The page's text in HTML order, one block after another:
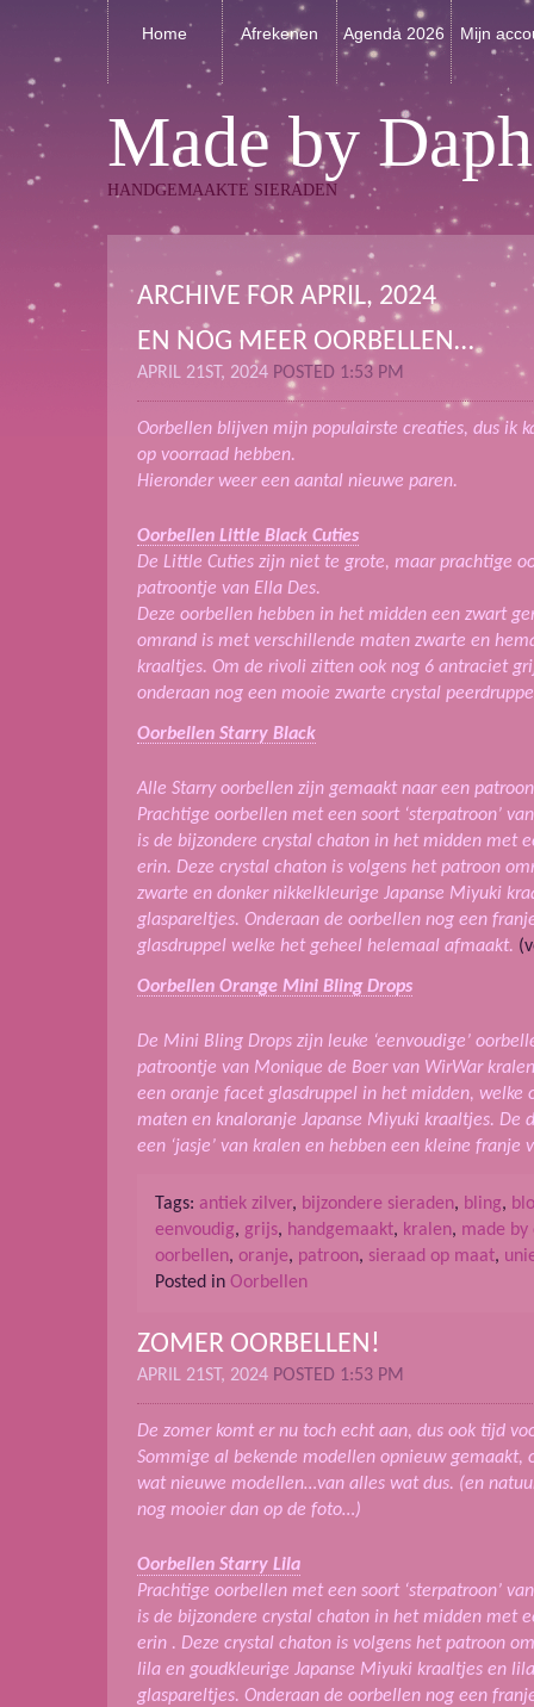
Home Afrekenen Agenda 2026 Mijn
Made by
HANDGEMAAKTE SIERADEN
ARCHIVE FOR APRIL, 2024
EN NOG MEER OORBELLEN…
APRIL 21ST, 2024 POSTED 1:53 PM
Oorbellen blijven mijn populairste creaties, dus ik
op voorraad hebben.
Hieronder weer een aantal nieuwe paren.
Oorbellen Little Black Cuties
De Little Cuties zijn niet te grote, maar prachtige
patroontje van Ella Des.
Deze oorbellen hebben in het midden een zwart
omrand is met verschillende maten zwarte en
kraaltjes. Om de rivoli zitten ook nog 6 antraciet
onderaan nog een mooie zwarte crystal
Oorbellen Starry Black
Alle Starry oorbellen zijn gemaakt naar een
Prachtige oorbellen met een soort ‘sterpatroon’
is de bijzondere crystal chaton in het midden met
erin. Deze crystal chaton is volgens het patroon
zwarte en donker nikkelkleurige Japanse Miyuki
glaspareltjes. Onderaan de oorbellen nog een
glasdruppel welke het geheel helemaal afmaakt.
Oorbellen Orange Mini Bling Drops
De Mini Bling Drops zijn leuke ‘eenvoudige’
patroontje van Monique de Boer van WirWar
een oranje facet glasdruppel in het midden, welke
maten en knaloranje Japanse Miyuki kraaltjes. De
een ‘jasje’ van kralen en hebben een kleine franje
Tags: antiek zilver, bijzondere sieraden, bling,
eenvoudig, grijs, handgemaakt, kralen, made by
oorbellen, oranje, patroon, sieraad op maat,
Posted in Oorbellen
ZOMER OORBELLEN!
APRIL 21ST, 2024 POSTED 1:53 PM
De zomer komt er nu toch echt aan, dus ook tijd
Sommige al bekende modellen opnieuw gemaakt,
wat nieuwe modellen…van alles wat dus. (en
nog mooier dan op de foto…)
Oorbellen Starry Lila
Prachtige oorbellen met een soort ‘sterpatroon’
is de bijzondere crystal chaton in het midden met
erin . Deze crystal chaton is volgens het patroon
lila en goudkleurige Japanse Miyuki kraaltjes en
glaspareltjes. Onderaan de oorbellen nog een